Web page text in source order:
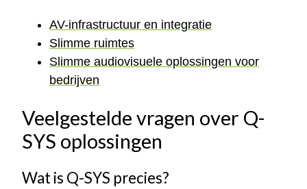
AV-infrastructuur en integratie
Slimme ruimtes
Slimme audiovisuele oplossingen voor
bedrijven
Veelgestelde vragen over Q-
SYS oplossingen
Wat is Q-SYS precies?